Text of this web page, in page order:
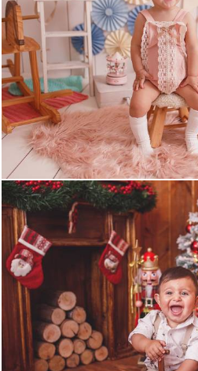
697
1392